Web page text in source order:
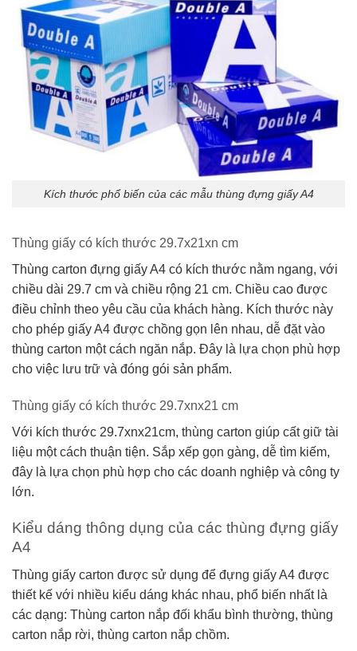
Kích thước phổ biến của các mẫu thùng đựng giấy A4
Thùng giấy có kích thước 29.7x21xn cm
Thùng carton đựng giấy A4 có kích thước nằm ngang, với
chiều dài 29.7 cm và chiều rộng 21 cm. Chiều cao được
điều chỉnh theo yêu cầu của khách hàng. Kích thước này
cho phép giấy A4 được chồng gọn lên nhau, dễ đặt vào
thùng carton một cách ngăn nắp. Đây là lựa chọn phù hợp
cho việc lưu trữ và đóng gói sản phẩm.
Thùng giấy có kích thước 29.7xnx21 cm
Với kích thước 29.7xnx21cm, thùng carton giúp cất giữ tài
liệu một cách thuận tiện. Sắp xếp gọn gàng, dễ tìm kiếm,
đây là lựa chọn phù hợp cho các doanh nghiệp và công ty
lớn.
Kiểu dáng thông dụng của các thùng đựng giấy
A4
Thùng giấy carton được sử dụng để đựng giấy A4 được
thiết kế với nhiều kiểu dáng khác nhau, phổ biến nhất là
các dạng: Thùng carton nắp đối khẩu bình thường, thùng
carton nắp rời, thùng carton nắp chồm.